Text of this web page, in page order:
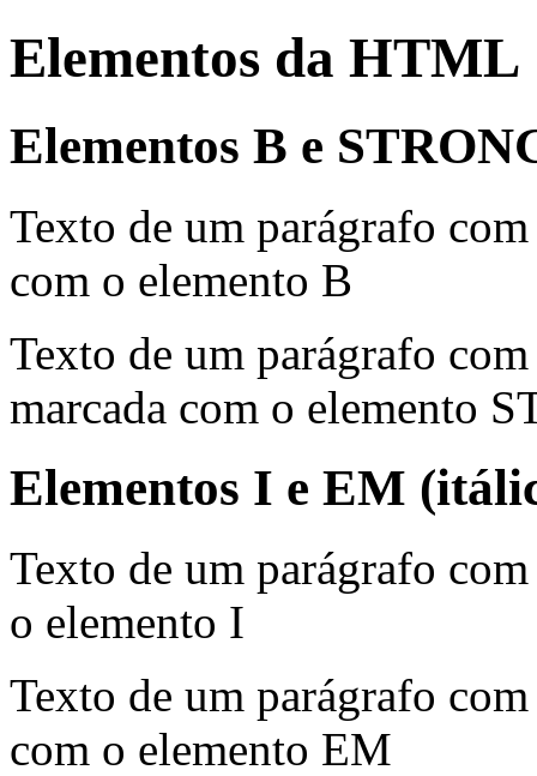
Elementos da HTML
Elementos B e
Texto de um parágrafo
com o elemento B
Texto de um parágrafo
marcada com o elemento
Elementos I e EM
Texto de um parágrafo
o elemento I
Texto de um parágrafo
com o elemento EM